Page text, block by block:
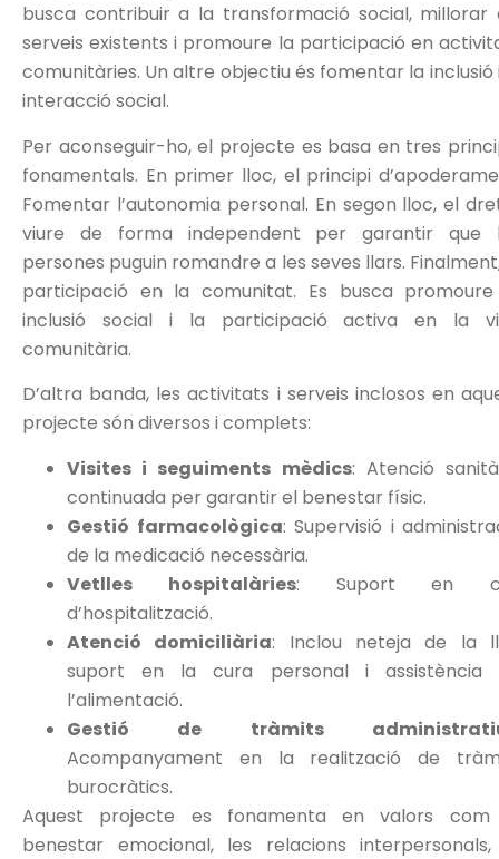
busca contribuir a la transformació social, millorar
serveis existents i promoure la participació en
comunitàries. Un altre objectiu és fomentar la inclusió
interacció social.
Per aconseguir-ho, el projecte es basa en tres
fonamentals. En primer lloc, el principi
Fomentar l’autonomia personal. En segon lloc, el
viure de forma independent per garantir que
persones puguin romandre a les seves llars.
participació en la comunitat. Es busca
inclusió social i la participació activa en la
comunitària.
D’altra banda, les activitats i serveis inclosos en
projecte són diversos i complets:
Visites i seguiments mèdics: Atenció
continuada per garantir el benestar físic.
Gestió farmacològica: Supervisió i
de la medicació necessària.
Vetlles hospitalàries: Suport en
d’hospitalització.
Atenció domiciliària: Inclou neteja de la
suport en la cura personal i assistència
l’alimentació.
Gestió de tràmits
Acompanyament en la realització de
burocràtics.
Aquest projecte es fonamenta en valors
benestar emocional, les relacions